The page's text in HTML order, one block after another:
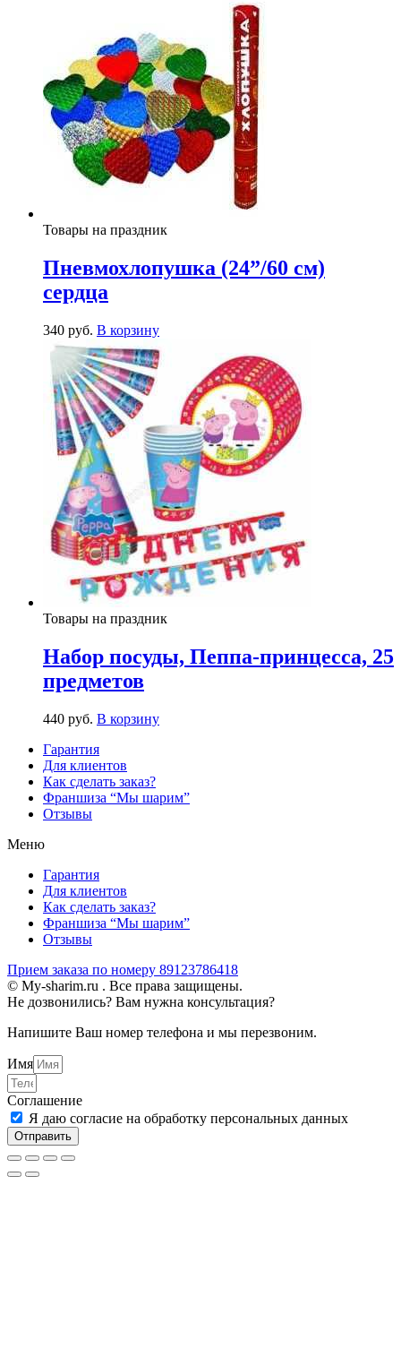
Товары на праздник
Пневмохлопушка (24”/60 см)
сердца
340 руб. В корзину
Товары на праздник
Набор посуды, Пеппа-принцесса, 25
предметов
440 руб. В корзину
Гарантия
Для клиентов
Как сделать заказ?
Франшиза “Мы шарим”
Отзывы
Меню
Гарантия
Для клиентов
Как сделать заказ?
Франшиза “Мы шарим”
Отзывы
Прием заказа по номеру 89123786418
© My-sharim.ru . Все права защищены.
Не дозвонились? Вам нужна консультация?
Напишите Ваш номер телефона и мы перезвоним.
Имя
Соглашение
Я даю согласие на обработку персональных данных
Отправить